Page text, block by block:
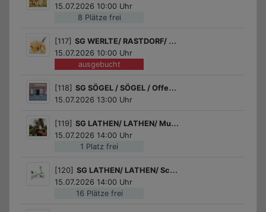
8 Plätze frei
15.07.2026 10:00 Uhr
ausgebucht
[117] SG WERLTE/ RASTDORF/ Nudeln, Pasta und mehr
15.07.2026 10:00 Uhr
[118] SG SÖGEL / SÖGEL / Offenes Jugendzentrum - Öffnungszeiten
15.07.2026 13:00 Uhr
1 Platz frei
[119] SG LATHEN/ LATHEN/ Musikwerkstatt unter der Leitung von Marlene Bucher
15.07.2026 14:00 Uhr
16 Plätze frei
[120] SG LATHEN/ LATHEN/ Schnupperkurs in irischem Stepptanz
15.07.2026 14:00 Uhr